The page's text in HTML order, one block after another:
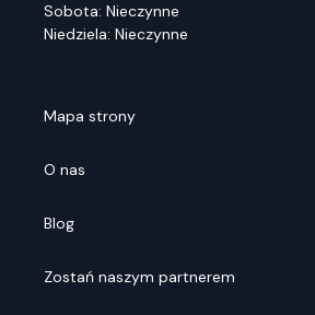
Sobota: Nieczynne
Niedziela: Nieczynne
Mapa strony
O nas
Blog
Zostań naszym partnerem